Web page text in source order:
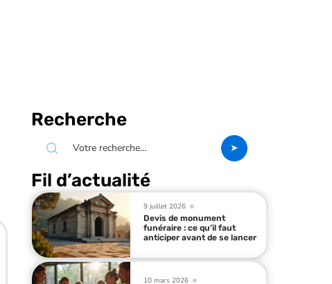
Recherche
Fil d’actualité
9 juillet 2026
Devis de monument
funéraire : ce qu’il faut
anticiper avant de se lancer
10 mars 2026